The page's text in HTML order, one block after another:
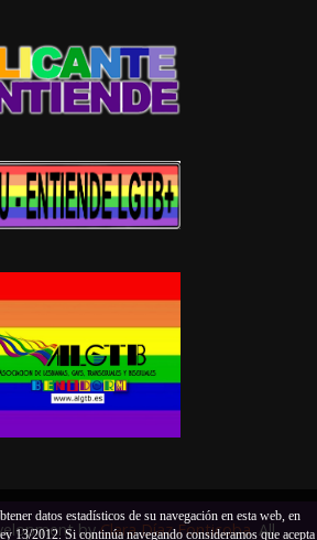
byClara Díaz Fonticoba. All
datos estadísticos de su navegación en esta web, en
13/2012. Si continúa navegando consideramos que acepta